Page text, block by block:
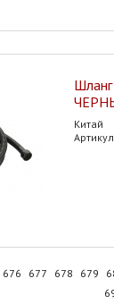
Китай
676 677 678 679